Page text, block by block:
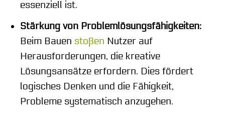
essenziell ist.
Stärkung von Problemlösungsfähigkeiten:
Beim Bauen stoßen Nutzer auf
Herausforderungen, die kreative
Lösungsansätze erfordern. Dies fördert
logisches Denken und die Fähigkeit,
Probleme systematisch anzugehen.